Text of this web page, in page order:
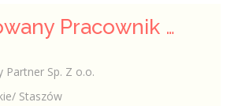
Kwalifikowany Pracownik Ochrony z Pozwoleniem na Broń (K/M)
Partner Sp. Z o.o.
Staszów